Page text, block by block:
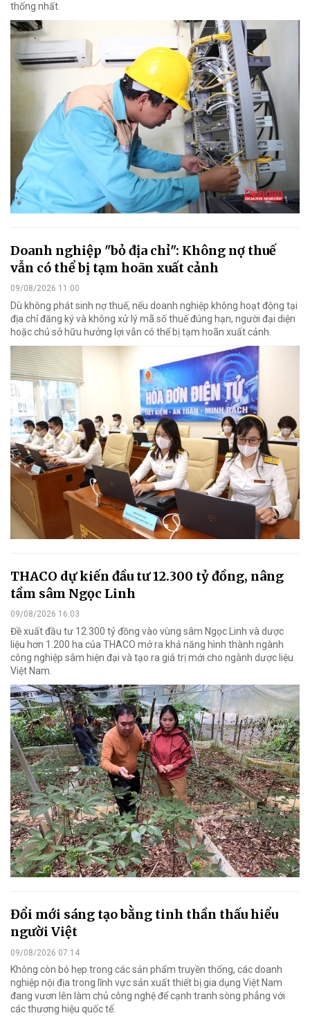
thống nhất.
Doanh nghiệp "bỏ địa chỉ": Không nợ thuế
vẫn có thể bị tạm hoãn xuất cảnh
09/08/2026 11:00
Dù không phát sinh nợ thuế, nếu doanh nghiệp không hoạt động tại
địa chỉ đăng ký và không xử lý mã số thuế đúng hạn, người đại diện
hoặc chủ sở hữu hưởng lợi vẫn có thể bị tạm hoãn xuất cảnh.
THACO dự kiến đầu tư 12.300 tỷ đồng, nâng
tầm sâm Ngọc Linh
09/08/2026 16:03
Đề xuất đầu tư 12.300 tỷ đồng vào vùng sâm Ngọc Linh và dược
liệu hơn 1.200 ha của THACO mở ra khả năng hình thành ngành
công nghiệp sâm hiện đại và tạo ra giá trị mới cho ngành dược liệu
Việt Nam.
Đổi mới sáng tạo bằng tinh thần thấu hiểu
người Việt
09/08/2026 07:14
Không còn bó hẹp trong các sản phẩm truyền thống, các doanh
nghiệp nội địa trong lĩnh vực sản xuất thiết bị gia dụng Việt Nam
đang vươn lên làm chủ công nghệ để cạnh tranh sòng phẳng với
các thương hiệu quốc tế.